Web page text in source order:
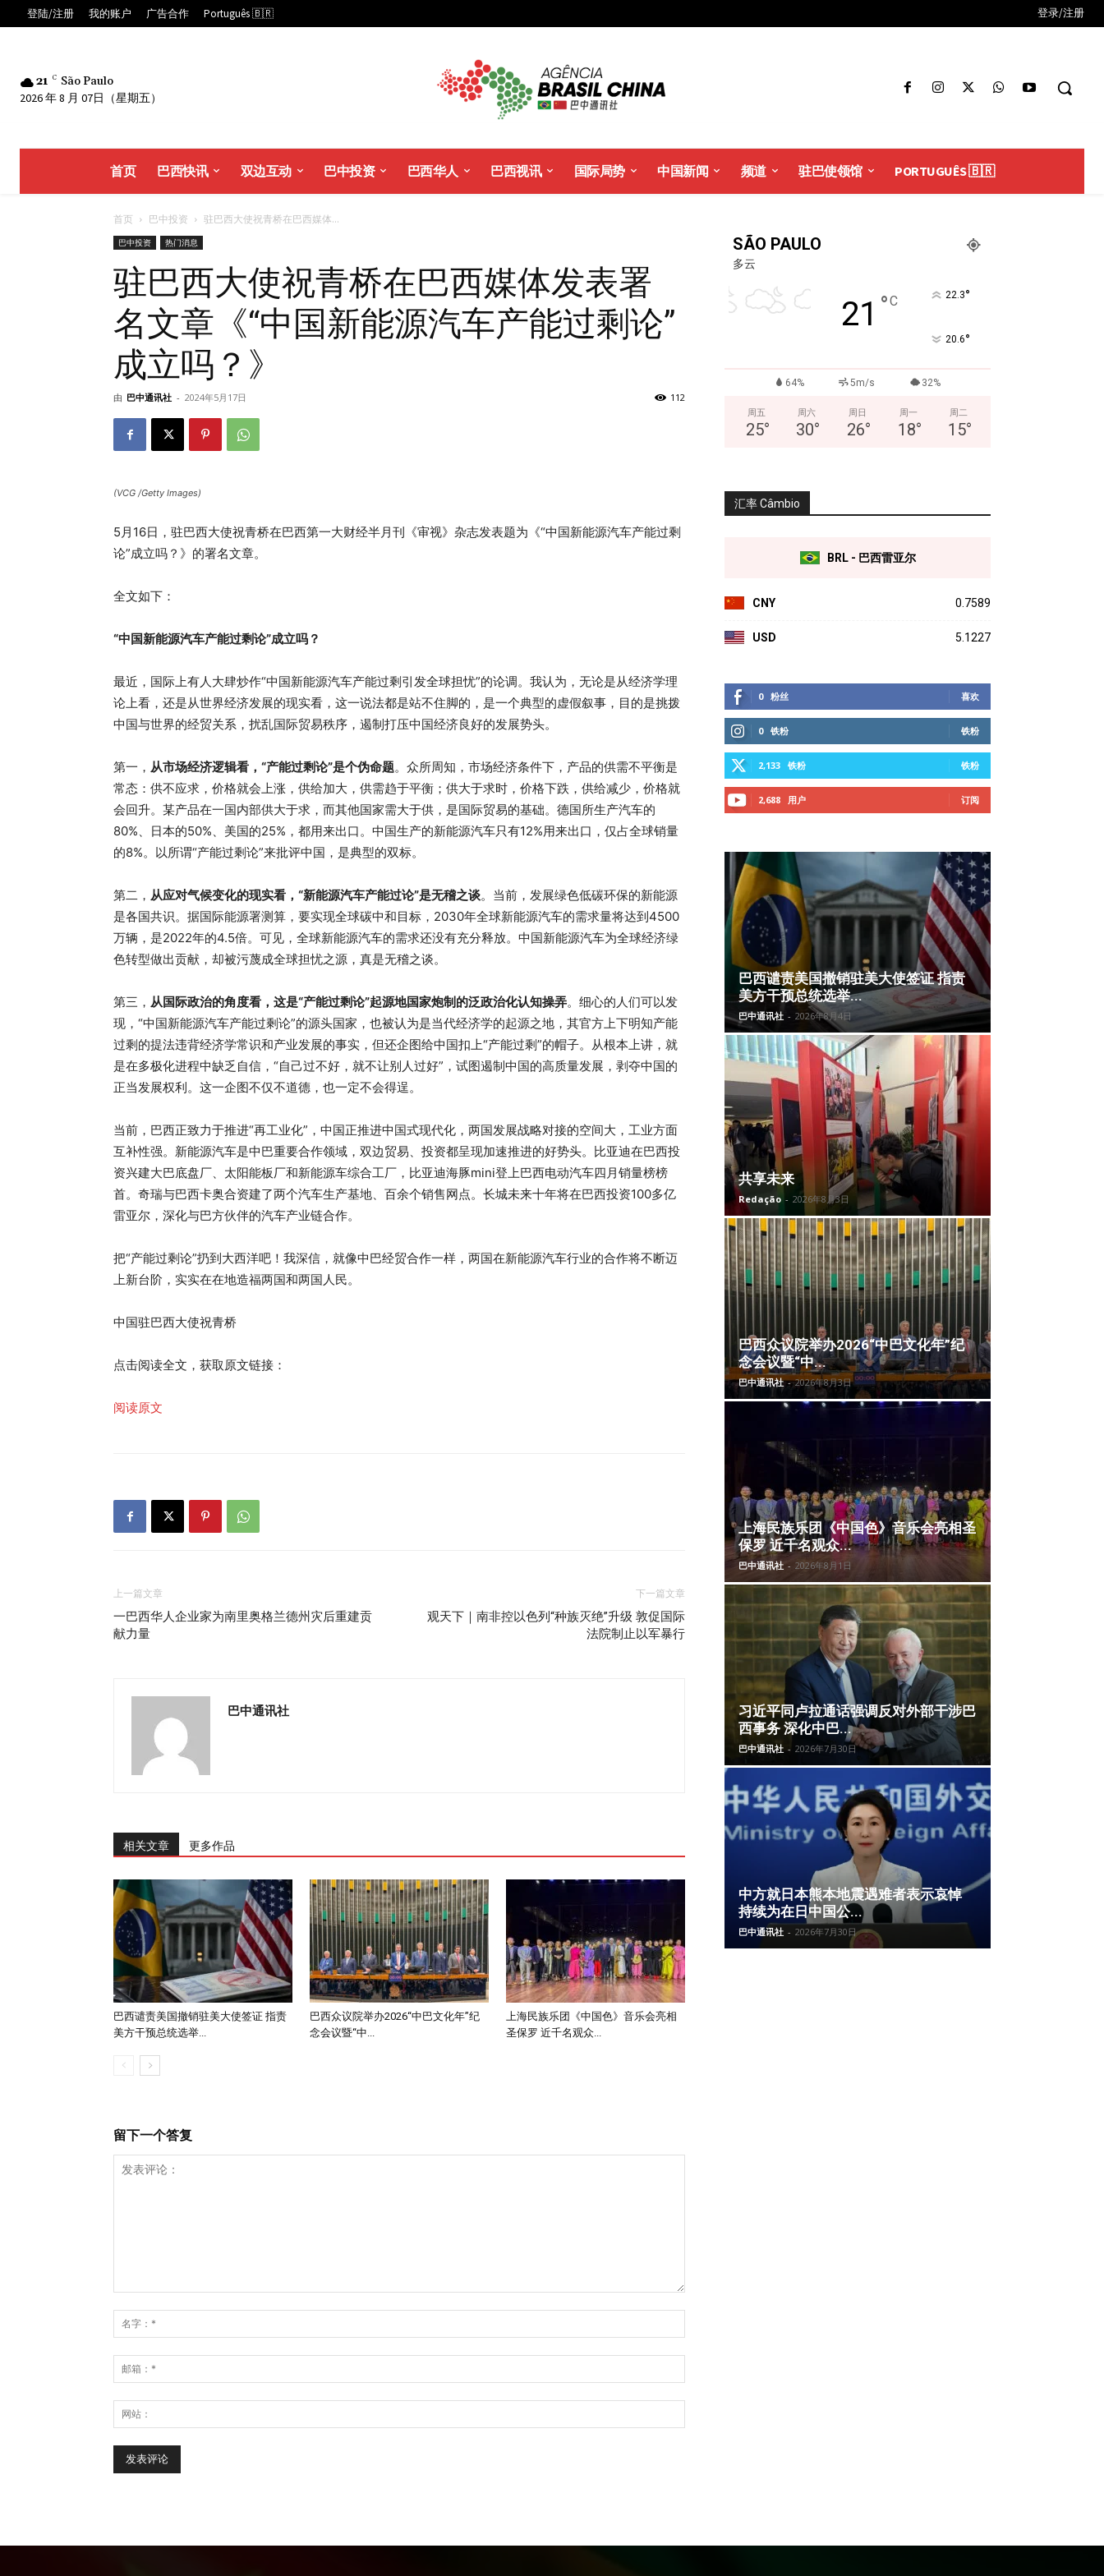
登陆/注册 我的账户 广告合作 Português 🇧🇷 登录/注册
21 C São Paulo
2026 年 8 月 07日（星期五）
首页 巴西快讯 双边互动 巴中投资 巴西华人 巴西视讯 国际局势 中国新闻 频道 驻巴使领馆 PORTUGUÊS 🇧🇷
首页 巴中投资 驻巴西大使祝青桥在巴西媒体...
巴中投资 热门消息
驻巴西大使祝青桥在巴西媒体发表署
名文章《“中国新能源汽车产能过剩论”
成立吗？》
由 巴中通讯社 - 2024年5月17日 112
(VCG /Getty Images)
5月16日，驻巴西大使祝青桥在巴西第一大财经半月刊《审视》杂志发表题为《“中国新能源汽车产能过剩
论”成立吗？》的署名文章。
全文如下：
“中国新能源汽车产能过剩论”成立吗？
最近，国际上有人大肆炒作“中国新能源汽车产能过剩引发全球担忧”的论调。我认为，无论是从经济学理
论上看，还是从世界经济发展的现实看，这一说法都是站不住脚的，是一个典型的虚假叙事，目的是挑拨
中国与世界的经贸关系，扰乱国际贸易秩序，遏制打压中国经济良好的发展势头。
第一， 从市场经济逻辑看，“产能过剩论”是个伪命题。众所周知，市场经济条件下，产品的供需不平衡是
常态：供不应求，价格就会上涨，供给加大，供需趋于平衡；供大于求时，价格下跌，供给减少，价格就
会回升。某产品在一国内部供大于求，而其他国家需大于供，是国际贸易的基础。德国所生产汽车的
80%、日本的50%、美国的25%，都用来出口。中国生产的新能源汽车只有12%用来出口，仅占全球销量
的8%。以所谓“产能过剩论”来批评中国，是典型的双标。
第二， 从应对气候变化的现实看，“新能源汽车产能过论”是无稽之谈。当前，发展绿色低碳环保的新能源
是各国共识。据国际能源署测算，要实现全球碳中和目标，2030年全球新能源汽车的需求量将达到4500
万辆，是2022年的4.5倍。可见，全球新能源汽车的需求还没有充分释放。中国新能源汽车为全球经济绿
色转型做出贡献，却被污蔑成全球担忧之源，真是无稽之谈。
第三， 从国际政治的角度看，这是“产能过剩论”起源地国家炮制的泛政治化认知操弄。细心的人们可以发
现，“中国新能源汽车产能过剩论”的源头国家，也被认为是当代经济学的起源之地，其官方上下明知产能
过剩的提法违背经济学常识和产业发展的事实，但还企图给中国扣上“产能过剩”的帽子。从根本上讲，就
是在多极化进程中缺乏自信，“自己过不好，就不让别人过好”，试图遏制中国的高质量发展，剥夺中国的
正当发展权利。这一企图不仅不道德，也一定不会得逞。
当前，巴西正致力于推进“再工业化”，中国正推进中国式现代化，两国发展战略对接的空间大，工业方面
互补性强。新能源汽车是中巴重要合作领域，双边贸易、投资都呈现加速推进的好势头。比亚迪在巴西投
资兴建大巴底盘厂、太阳能板厂和新能源车综合工厂，比亚迪海豚mini登上巴西电动汽车四月销量榜榜
首。奇瑞与巴西卡奥合资建了两个汽车生产基地、百余个销售网点。长城未来十年将在巴西投资100多亿
雷亚尔，深化与巴方伙伴的汽车产业链合作。
把“产能过剩论”扔到大西洋吧！我深信，就像中巴经贸合作一样，两国在新能源汽车行业的合作将不断迈
上新台阶，实实在在地造福两国和两国人民。
中国驻巴西大使祝青桥
点击阅读全文，获取原文链接：
阅读原文
上一篇文章
一巴西华人企业家为南里奥格兰德州灾后重建贡
献力量
下一篇文章
观天下｜南非控以色列“种族灭绝”升级 敦促国际
法院制止以军暴行
巴中通讯社
相关文章 更多作品
巴西谴责美国撤销驻美大使签证 指责
美方干预总统选举...
巴西众议院举办2026“中巴文化年”纪
念会议暨“中...
上海民族乐团《中国色》音乐会亮相
圣保罗 近千名观众...
留下一个答复
SÃO PAULO
多云
21 °C 22.3°
20.6°
64% 5m/s 32%
周五
25°
周六
30°
周日
26°
周一
18°
周二
15°
汇率 Câmbio
BRL - 巴西雷亚尔
CNY 0.7589
USD 5.1227
0 粉丝 喜欢
0 铁粉 铁粉
2,133 铁粉 铁粉
2,688 用户 订阅
巴西谴责美国撤销驻美大使签证 指责
美方干预总统选举...
巴中通讯社 - 2026年8月4日
共享未来
Redação - 2026年8月3日
巴西众议院举办2026“中巴文化年”纪
念会议暨“中...
巴中通讯社 - 2026年8月3日
上海民族乐团《中国色》音乐会亮相圣
保罗 近千名观众...
巴中通讯社 - 2026年8月1日
习近平同卢拉通话强调反对外部干涉巴
西事务 深化中巴...
巴中通讯社 - 2026年7月30日
中方就日本熊本地震遇难者表示哀悼
持续为在日中国公...
巴中通讯社 - 2026年7月30日